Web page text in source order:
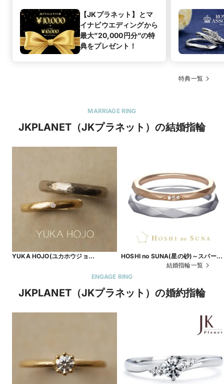
【JKプラネット】とマ
イナビウエディングから
最大”20,000円分”の特
典をプレゼント！
特典一覧
MARRIAGE RING
JKPLANET（JKプラネット）の結婚指輪
YUKA HOJO(ユカホウジョ
座・表参道原宿・上野御徒町・横浜元
四条烏丸・福岡天神・熊本・宮崎・鹿
HOSHI no SUNA(星の砂)～スパーク
～ 結婚指輪【JKPLANET銀座・銀座
2丁目・表参道原宿・上野御徒町・横
京都四条烏丸・福岡天神・熊本】
結婚指輪一覧
ENGAGE RING
JKPLANET（JKプラネット）の婚約指輪